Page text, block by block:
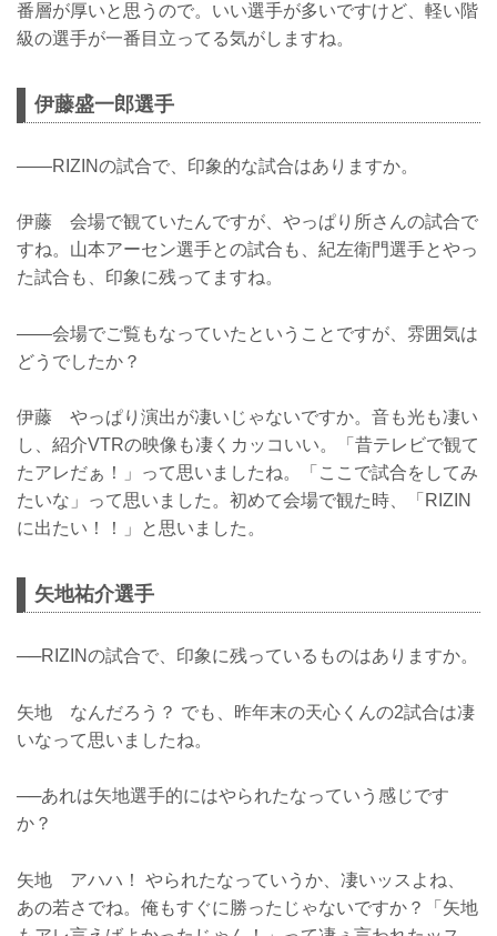
番層が厚いと思うので。いい選手が多いですけど、軽い階
級の選手が一番目立ってる気がしますね。
伊藤盛一郎選手
——RIZINの試合で、印象的な試合はありますか。
伊藤 会場で観ていたんですが、やっぱり所さんの試合で
すね。山本アーセン選手との試合も、紀左衛門選手とやっ
た試合も、印象に残ってますね。
——会場でご覧もなっていたということですが、雰囲気は
どうでしたか？
伊藤 やっぱり演出が凄いじゃないですか。音も光も凄い
し、紹介VTRの映像も凄くカッコいい。「昔テレビで観て
たアレだぁ！」って思いましたね。「ここで試合をしてみ
たいな」って思いました。初めて会場で観た時、「RIZIN
に出たい！！」と思いました。
矢地祐介選手
──RIZINの試合で、印象に残っているものはありますか。
矢地 なんだろう？ でも、昨年末の天心くんの2試合は凄
いなって思いましたね。
──あれは矢地選手的にはやられたなっていう感じです
か？
矢地 アハハ！ やられたなっていうか、凄いッスよね、
あの若さでね。俺もすぐに勝ったじゃないですか？「矢地